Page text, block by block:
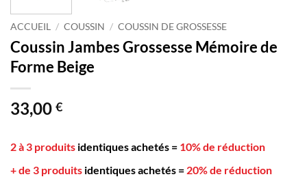
ACCUEIL / COUSSIN / COUSSIN DE GROSSESSE
Coussin Jambes Grossesse Mémoire de
Forme Beige
33,00 €
2 à 3 produits identiques achetés = 10% de réduction
+ de 3 produits identiques achetés = 20% de réduction